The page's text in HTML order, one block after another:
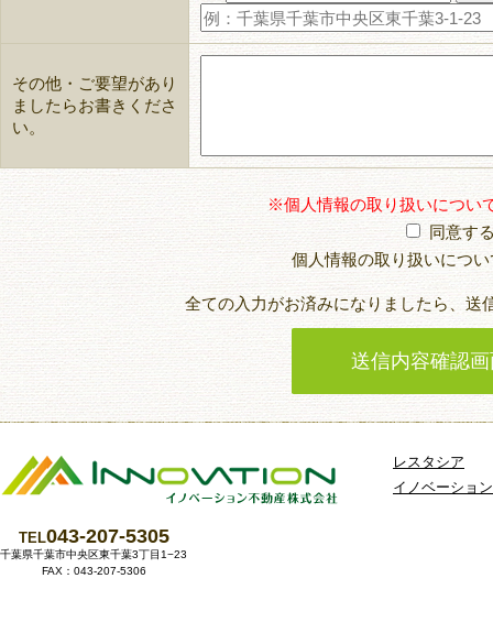
その他・ご要望があり
ましたらお書きくださ
い。
※個人情報の取り扱いについ
同意す
個人情報の取り扱いにつ
全ての入力がお済みになりましたら、送
TEL043-207-5305
千葉県千葉市中央区東千葉3丁目1−23
FAX：043-207-5306
レスタシア
イノベーショ